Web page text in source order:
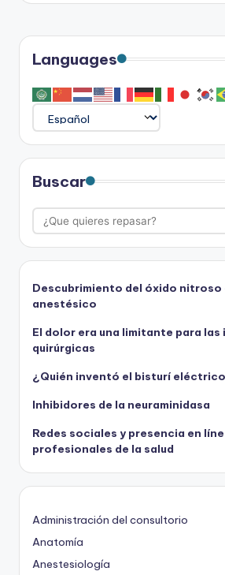
Languages
Buscar
Descubrimiento del óxido nitroso
anestésico
El dolor era una limitante para
quirúrgicas
¿Quién inventó el bisturí
Inhibidores de la neuraminidasa
Redes sociales y presencia en
profesionales de la salud
Administración del consultorio
Anatomía
Anestesiología